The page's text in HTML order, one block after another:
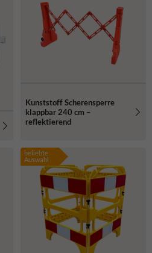
Kunststoff Scherensperre
klappbar 240 cm –
reflektierend
beliebte
Auswahl